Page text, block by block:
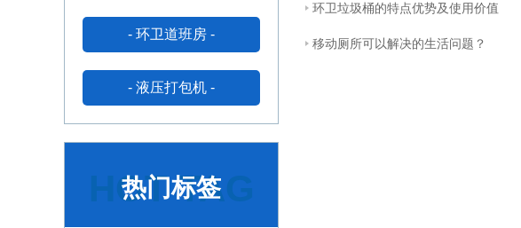
- 环卫道班房 -
- 液压打包机 -
HOT TAG
热门标签
环卫垃圾桶的特点优势及使用价值
移动厕所可以解决的生活问题？